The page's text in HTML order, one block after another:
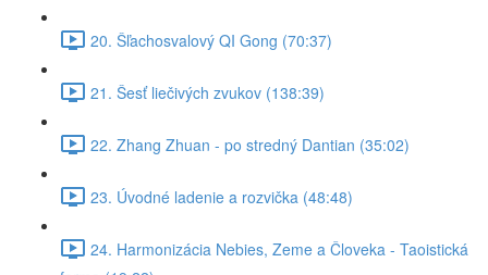
20. Šľachosvalový QI Gong (70:37)
21. Šesť liečivých zvukov (138:39)
22. Zhang Zhuan - po stredný Dantian (35:02)
23. Úvodné ladenie a rozvička (48:48)
24. Harmonizácia Nebies, Zeme a Človeka - Taoistická